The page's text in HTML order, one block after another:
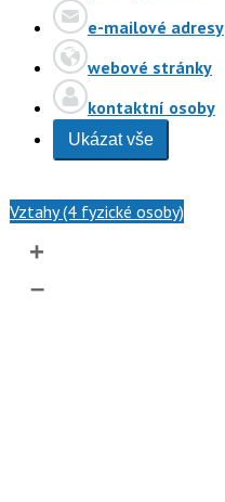
e-mailové adresy
webové stránky
kontaktní osoby
Ukázat vše
Vztahy (4 fyzické osoby)
+
–